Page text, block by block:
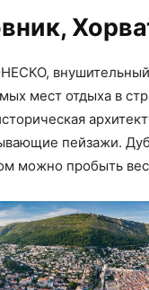
внушительный
мест отдыха в
пейзажи.
можно пробыть